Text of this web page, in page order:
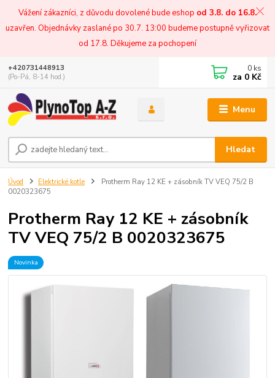
Vážení zákazníci, z důvodu dovolené bude eshop od 3.8. do 16.8.
uzavřen. Objednávky zaslané po 30.7. 13:00 budeme postupně vyřizovat
od 17.8. Děkujeme za pochopení
Menu
Hledat
+420731448913
(Po-Pá, 8-14 hod.)
0 ks
za 0 Kč
Úvod Elektrické kotle
Protherm Ray 12 KE + zásobník TV VEQ 75/2 B
0020323675
Protherm Ray 12 KE + zásobník
TV VEQ 75/2 B 0020323675
Novinka